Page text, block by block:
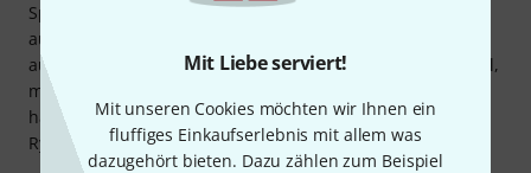
Mit Liebe serviert!
Mit unseren Cookies möchten wir Ihnen ein
fluffiges Einkaufserlebnis mit allem was
dazugehört bieten. Dazu zählen zum Beispiel
Spritzwasser vollgesogen, kann der Windschutz einfach
ausgewrungen und trockengeschüttelt werden. Mikrofone,
auf denen dieser der Windschutz zum Einsatz kommen soll,
müssen einen Durchmesser von 19 bis 22 Millimetern
haben. Für Mikrofone mit anderen Durchmessern hat
Rycote eine Vielzahl weiterer Super-Softies im Programm.